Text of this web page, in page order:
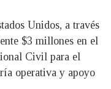
Unidos, a través
$3 millones en el
Civil para el
operativa y apoyo